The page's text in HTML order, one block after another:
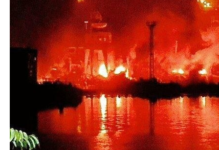
Якою буде
погода в травні?
На Полтавщині
вогнеборці
гасили палаючий
автомобіль
Україна отримає
холодове
обладнання
вартістю $2,8
млн для
ефективного
зберігання
вакцин від
COVID-19
порядок наведе:
у Полтаві із
Новобазарної
почали
прибирати
самовільно
встановлені авт...
У Полтаві дітей
запрошують на
безкоштовні
спортивні
заняття у
спортшколі
«Веслувальник»
На Полтавщині з
1 жовтня мають
запрацювати
майже півтисячі
пунктів
незламності